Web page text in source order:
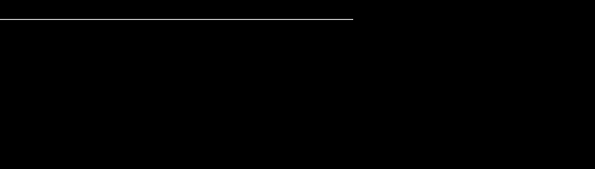
garantir une esthétique unique et de haute